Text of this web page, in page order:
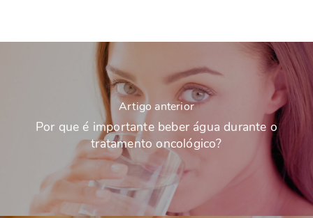
Artigo anterior
Por que é importante beber água durante o
tratamento oncológico?